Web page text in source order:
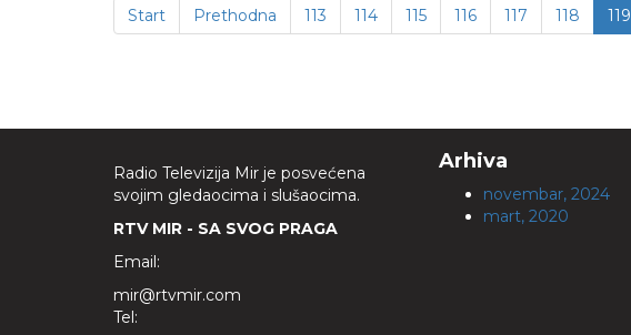
Start Prethodna 113 114 115 116 117 118 119
Radio Televizija Mir je posvećena
svojim gledaocima i slušaocima.
RTV MIR - SA SVOG PRAGA
Email:
mir@rtvmir.com
Tel:
Arhiva
novembar, 2024
mart, 2020